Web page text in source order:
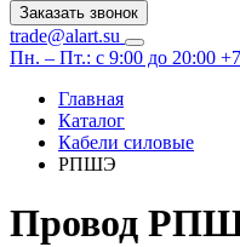
Заказать звонок
trade@alart.su
Пн. – Пт.: с 9:00 до 20:00
Главная
Каталог
Кабели силовые
РПШЭ
Провод